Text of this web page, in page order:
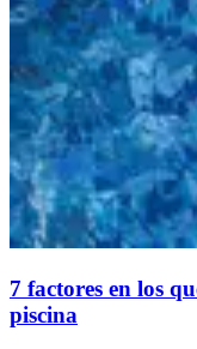
7 factores en los
piscina